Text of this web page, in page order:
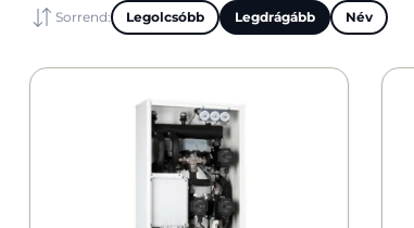
Sorrend: Legolcsóbb Legdrágább Név